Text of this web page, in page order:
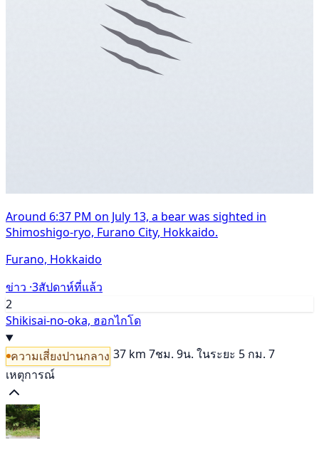
Around 6:37 PM on July 13, a bear was sighted in
Shimoshigo-ryo, Furano City, Hokkaido.
Furano, Hokkaido
ข่าว ·3สัปดาห์ที่แล้ว
2
Shikisai-no-oka, ฮอกไกโด
ความเสี่ยงปานกลาง 37 km 7ชม. 9น. ในระยะ 5 กม. 7
เหตุการณ์